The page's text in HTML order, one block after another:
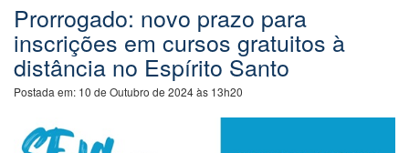
Prorrogado: novo prazo para
inscrições em cursos gratuitos à
distância no Espírito Santo
Postada em: 10 de Outubro de 2024 às 13h20